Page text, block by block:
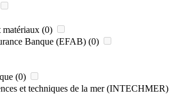
matériaux (0)
Banque (EFAB) (0)
(0)
et techniques de la mer (INTECHMER)